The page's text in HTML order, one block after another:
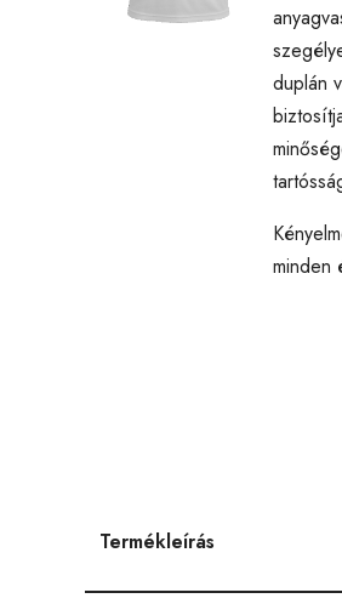
duplán
minden
Termékleírás